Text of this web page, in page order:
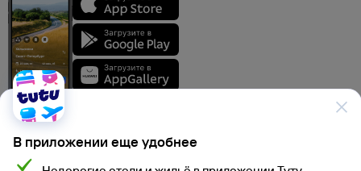
В приложении еще удобнее